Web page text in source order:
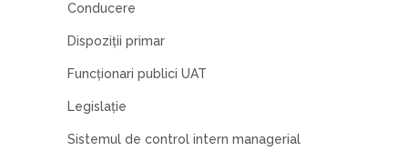
Conducere
Dispoziţii primar
Funcționari publici UAT
Legislaţie
Sistemul de control intern managerial